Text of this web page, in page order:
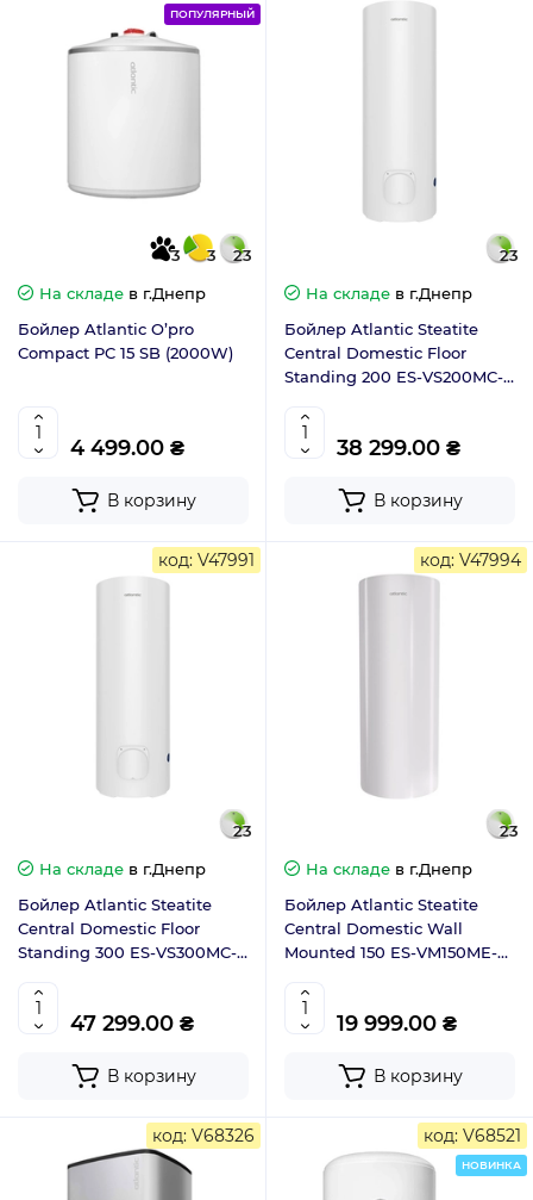
3 3 23
ПОПУЛЯРНЫЙ
На складе в г.Днепр
Бойлер Atlantic O’pro
Compact PC 15 SB (2000W)
4 499.00 ₴
В корзину
23
На складе в г.Днепр
Бойлер Atlantic Steatite
Central Domestic Floor
Standing 200 ES-VS200MC-S
38 299.00 ₴
В корзину
код: V47991
23
На складе в г.Днепр
Бойлер Atlantic Steatite
Central Domestic Floor
Standing 300 ES-VS300MC-S
47 299.00 ₴
В корзину
код: V47994
23
На складе в г.Днепр
Бойлер Atlantic Steatite
Central Domestic Wall
Mounted 150 ES-VM150ME-S
19 999.00 ₴
В корзину
код: V68326 код: V68521
НОВИНКА